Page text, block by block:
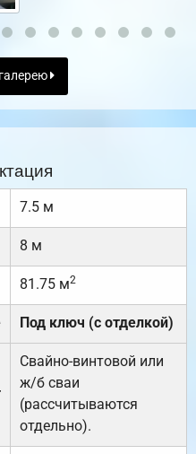
7.5 м
8 м
81.75 м2
Под ключ (с отделкой)
Свайно-винтовой или
ж/б сваи
(рассчитываются
отдельно).